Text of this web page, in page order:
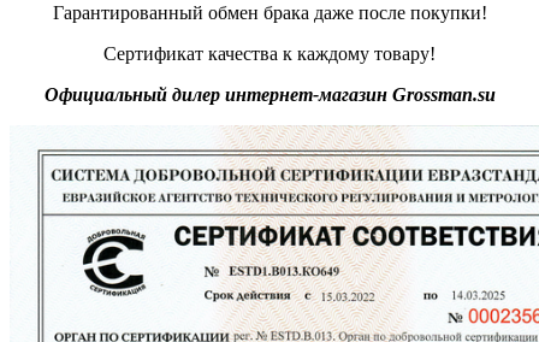
Гарантированный обмен брака даже после покупки!
Сертификат качества к каждому товару!
Официальный дилер интернет-магазин Grossman.su